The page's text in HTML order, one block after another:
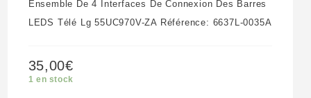
Ensemble De 4 Interfaces De Connexion Des Barres
LEDS Télé Lg 55UC970V-ZA Référence: 6637L-0035A
35,00€
1 en stock